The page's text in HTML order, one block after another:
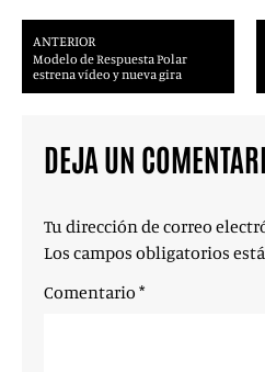
ANTERIOR
Modelo de Respuesta Polar
estrena vídeo y nueva gira
DEJA UN
Tu dirección de correo
Los campos obligatorios
Comentario *